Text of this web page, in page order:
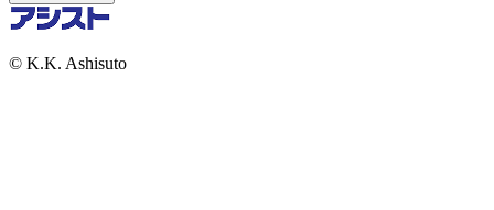
© K.K. Ashisuto